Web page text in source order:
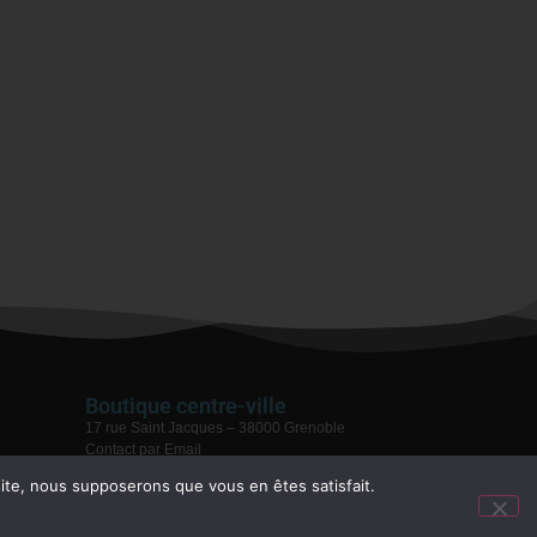
Boutique centre-ville
17 rue Saint Jacques – 38000 Grenoble
Contact par Email
nous supposerons que vous en êtes satisfait.